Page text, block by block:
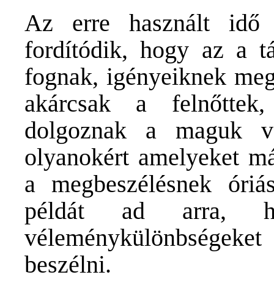
Az erre használt idő
fordítódik, hogy az a
fognak, igényeiknek
akárcsak a
dolgoznak a maguk
olyanokért amelyeket
a megbeszélésnek
példát ad arra,
beszélni.